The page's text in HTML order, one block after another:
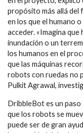
propósito más allá del
en los que el humano
acceder. «Imagina
inundación o un
los humanos en el
que las máquinas
robots con ruedas no
Pulkit Agrawal,
DribbleBot es un
que los robots se
puede ser de gran